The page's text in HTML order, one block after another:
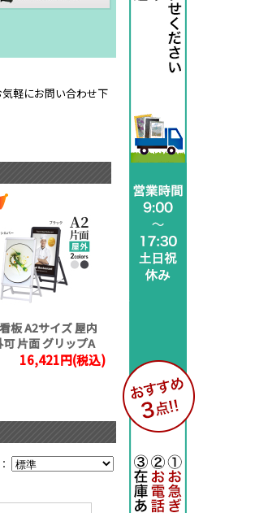
軽にお問い合わせ下
板 A2サイズ 屋内
片面 グリップA
16,421円(税込)